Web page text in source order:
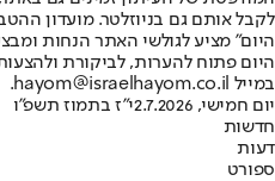
לקבל אותם גם בניוזלטר. מועדון
היום" מציע לגולשי האתר הנחות
היום פתוח להערות, לביקורת
במייל hayom@israelhayom.co.il.
יום חמישי, 2.7.2026
י"ז בתמוז תשפ"ו
חדשות
דעות
ספורט